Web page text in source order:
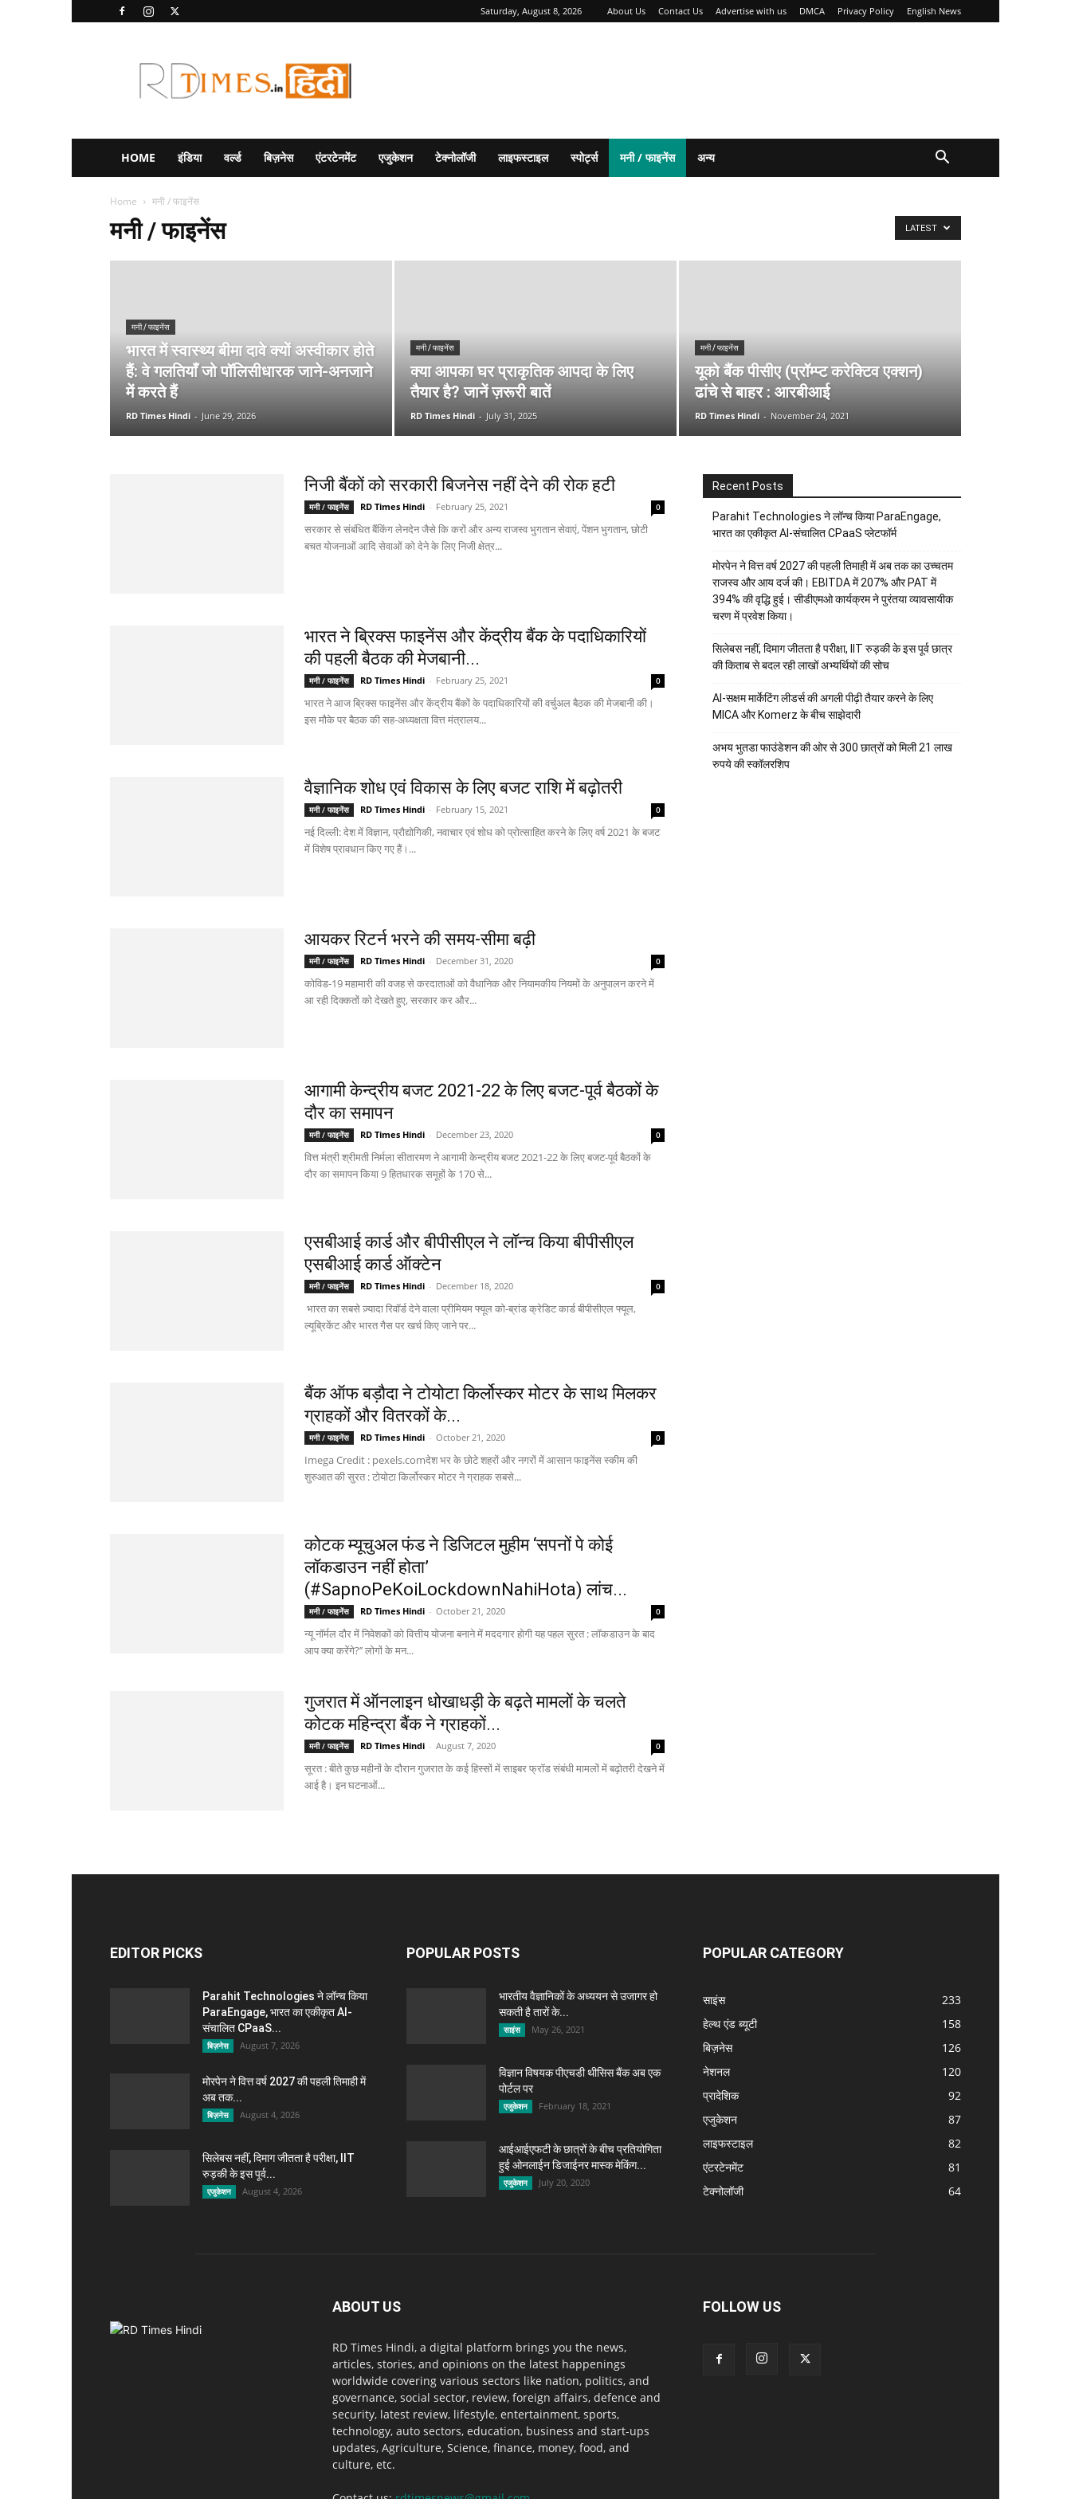
Saturday, August 8, 2026 About Us Contact Us Advertise with us DMCA Privacy Policy English News
Times
Hindi
HOME इंडिया वर्ल्ड बिज़नेस एंटरटेनमेंट एजुकेशन टेक्नोलॉजी लाइफस्टाइल स्पोर्ट्स मनी / फाइनेंस अन्य
Home मनी / फाइनेंस
मनी / फाइनेंस LATEST
मनी / फाइनेंस
भारत में स्वास्थ्य बीमा दावे क्यों अस्वीकार होते
हैं: वे गलतियाँ जो पॉलिसीधारक जाने-अनजाने
में करते हैं
RD Times Hindi - June 29, 2026
मनी / फाइनेंस
क्या आपका घर प्राकृतिक आपदा के लिए
तैयार है? जानें ज़रूरी बातें
RD Times Hindi - July 31, 2025
मनी / फाइनेंस
यूको बैंक पीसीए (प्रॉम्प्ट करेक्टिव एक्शन)
ढांचे से बाहर : आरबीआई
RD Times Hindi - November 24, 2021
निजी बैंकों को सरकारी बिजनेस नहीं देने की रोक हटी
मनी / फाइनेंस RD Times Hindi - February 25, 2021 0
सरकार से संबंधित बैंकिंग लेनदेन जैसे कि करों और अन्य राजस्व भुगतान सेवाएं, पेंशन भुगतान, छोटी
बचत योजनाओं आदि सेवाओं को देने के लिए निजी क्षेत्र...
भारत ने ब्रिक्स फाइनेंस और केंद्रीय बैंक के पदाधिकारियों
की पहली बैठक की मेजबानी...
मनी / फाइनेंस RD Times Hindi - February 25, 2021 0
भारत ने आज ब्रिक्स फाइनेंस और केंद्रीय बैंकों के पदाधिकारियों की वर्चुअल बैठक की मेजबानी की।
इस मौके पर बैठक की सह-अध्यक्षता वित्त मंत्रालय...
वैज्ञानिक शोध एवं विकास के लिए बजट राशि में बढ़ोतरी
मनी / फाइनेंस RD Times Hindi - February 15, 2021 0
नई दिल्ली: देश में विज्ञान, प्रौद्योगिकी, नवाचार एवं शोध को प्रोत्साहित करने के लिए वर्ष 2021 के बजट
में विशेष प्रावधान किए गए हैं।...
आयकर रिटर्न भरने की समय-सीमा बढ़ी
मनी / फाइनेंस RD Times Hindi - December 31, 2020 0
कोविड-19 महामारी की वजह से करदाताओं को वैधानिक और नियामकीय नियमों के अनुपालन करने में
आ रही दिक्कतों को देखते हुए, सरकार कर और...
आगामी केन्द्रीय बजट 2021-22 के लिए बजट-पूर्व बैठकों के
दौर का समापन
मनी / फाइनेंस RD Times Hindi - December 23, 2020 0
वित्त मंत्री श्रीमती निर्मला सीतारमण ने आगामी केन्द्रीय बजट 2021-22 के लिए बजट-पूर्व बैठकों के
दौर का समापन किया 9 हितधारक समूहों के 170 से...
एसबीआई कार्ड और बीपीसीएल ने लॉन्च किया बीपीसीएल
एसबीआई कार्ड ऑक्टेन
मनी / फाइनेंस RD Times Hindi - December 18, 2020 0
भारत का सबसे ज़्यादा रिवॉर्ड देने वाला प्रीमियम फ्यूल को-ब्रांड क्रेडिट कार्ड बीपीसीएल फ्यूल,
ल्यूब्रिकेंट और भारत गैस पर खर्च किए जाने पर...
बैंक ऑफ बड़ौदा ने टोयोटा किर्लोस्कर मोटर के साथ मिलकर
ग्राहकों और वितरकों के...
मनी / फाइनेंस RD Times Hindi - October 21, 2020 0
Imega Credit : pexels.comदेश भर के छोटे शहरों और नगरों में आसान फाइनेंस स्कीम की
शुरुआत की सुरत : टोयोटा किर्लोस्कर मोटर ने ग्राहक सबसे...
कोटक म्यूचुअल फंड ने डिजिटल मुहीम ‘सपनों पे कोई
लॉकडाउन नहीं होता’
(#SapnoPeKoiLockdownNahiHota) लांच...
मनी / फाइनेंस RD Times Hindi - October 21, 2020 0
न्यू नॉर्मल दौर में निवेशकों को वित्तीय योजना बनाने में मददगार होगी यह पहल सुरत : लॉकडाउन के बाद
आप क्या करेंगे?’’ लोगों के मन...
गुजरात में ऑनलाइन धोखाधड़ी के बढ़ते मामलों के चलते
कोटक महिन्द्रा बैंक ने ग्राहकों...
मनी / फाइनेंस RD Times Hindi - August 7, 2020 0
सूरत : बीते कुछ महीनों के दौरान गुजरात के कई हिस्सों में साइबर फ्रॉड संबंधी मामलों में बढ़ोतरी देखने में
आई है। इन घटनाओं...
Recent Posts
Parahit Technologies ने लॉन्च किया ParaEngage,
भारत का एकीकृत AI-संचालित CPaaS प्लेटफॉर्म
मोरपेन ने वित्त वर्ष 2027 की पहली तिमाही में अब तक का उच्चतम
राजस्व और आय दर्ज की। EBITDA में 207% और PAT में
394% की वृद्धि हुई। सीडीएमओ कार्यक्रम ने पुरंतया व्यावसायीक
चरण में प्रवेश किया।
सिलेबस नहीं, दिमाग जीतता है परीक्षा, IIT रुड़की के इस पूर्व छात्र
की किताब से बदल रही लाखों अभ्यर्थियों की सोच
AI-सक्षम मार्केटिंग लीडर्स की अगली पीढ़ी तैयार करने के लिए
MICA और Komerz के बीच साझेदारी
अभय भुतडा फाउंडेशन की ओर से 300 छात्रों को मिली 21 लाख
रुपये की स्कॉलरशिप
EDITOR PICKS
Parahit Technologies ने लॉन्च किया
ParaEngage, भारत का एकीकृत AI-
संचालित CPaaS...
बिज़नेस August 7, 2026
मोरपेन ने वित्त वर्ष 2027 की पहली तिमाही में
अब तक...
बिज़नेस August 4, 2026
सिलेबस नहीं, दिमाग जीतता है परीक्षा, IIT
रुड़की के इस पूर्व...
एजुकेशन August 4, 2026
POPULAR POSTS
भारतीय वैज्ञानिकों के अध्ययन से उजागर हो
सकती है तारों के...
साइंस May 26, 2021
विज्ञान विषयक पीएचडी थीसिस बैंक अब एक
पोर्टल पर
एजुकेशन February 18, 2021
आईआईएफटी के छात्रों के बीच प्रतियोगिता
हुई ओनलाईन डिजाईनर मास्क मेकिंग...
एजुकेशन July 20, 2020
POPULAR CATEGORY
साइंस
233
हेल्थ एंड ब्यूटी
158
बिज़नेस
126
नेशनल
120
प्रादेशिक
92
एजुकेशन
87
लाइफस्टाइल
82
एंटरटेनमेंट
81
टेक्नोलॉजी
64
ABOUT US
RD Times Hindi, a digital platform brings you the news,
articles, stories, and opinions on the latest happenings
worldwide covering various sectors like nation, politics, and
governance, social sector, review, foreign affairs, defence and
security, latest review, lifestyle, entertainment, sports,
technology, auto sectors, education, business and start-ups
updates, Agriculture, Science, finance, money, food, and
culture, etc.
FOLLOW US